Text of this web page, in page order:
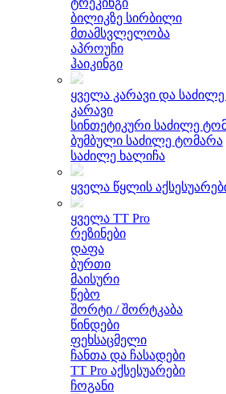
ტრეკინგი
ბილიკზე სირბილი
მთამსვლელობა
აპროუჩი
ჰაიკინგი
ყველა კარავი და
კარავი
სინთეტიკური საძილე
ბუმბული საძილე ტომარა
საძილე ხალიჩა
ყველა წყლის
ყველა TT Pro
რეზინები
დაფა
ბურთი
მაისური
წებო
შორტი / შორტკაბა
წინდები
ფეხსაცმელი
ჩანთა და ჩასადები
TT Pro აქსესუარები
ჩოგანი